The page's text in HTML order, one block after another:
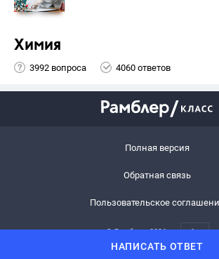
НАПИСАТЬ ОТВЕТ
Химия
3992 вопроса 4060 ответов
Полная версия
Обратная связь
Пользовательское
© Рамблер,2026 6+